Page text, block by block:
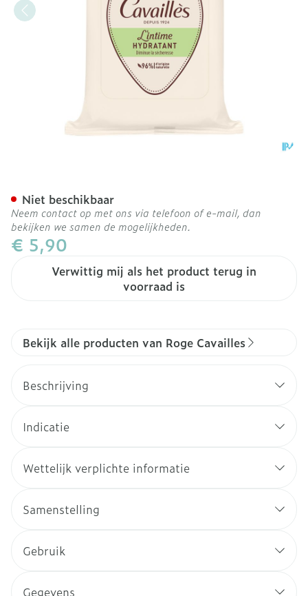
€ 5,90
Verwittig mij als het product terug in
voorraad is
Niet beschikbaar
Neem contact op met ons via telefoon of e-mail, dan
bekijken we samen de mogelijkheden.
Bekijk alle producten van Roge Cavailles
Beschrijving
Indicatie
Wettelijk verplichte informatie
Samenstelling
Gebruik
Gegevens